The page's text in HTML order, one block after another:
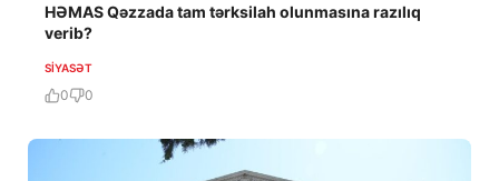
HƏMAS Qəzzada tam tərksilah olunmasına razılıq
verib?
SIYASƏT
0 0